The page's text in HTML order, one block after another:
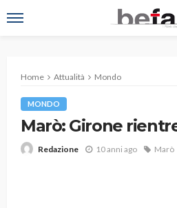
Home Attualità Mondo
MONDO
Marò: Girone
Redazione 10 anni ago Marò